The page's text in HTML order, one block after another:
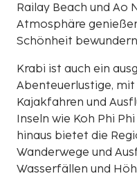
Railay Beach und Ao
Atmosphäre
Schönheit
Krabi ist auch ein
Abenteuerlustige,
Kajakfahren und
Inseln wie Koh Phi
hinaus bietet die
Wanderwege und
Wasserfällen und